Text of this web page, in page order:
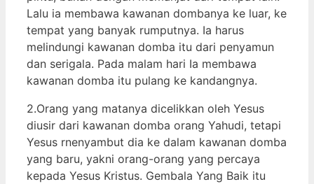
Lalu ia membawa kawanan dombanya ke luar, ke
tempat yang banyak rumputnya. Ia harus
melindungi kawanan domba itu dari penyamun
dan serigala. Pada malam hari Ia membawa
kawanan domba itu pulang ke kandangnya.
2.Orang yang matanya dicelikkan oleh Yesus
diusir dari kawanan domba orang Yahudi, tetapi
Yesus rnenyambut dia ke dalam kawanan domba
yang baru, yakni orang-orang yang percaya
kepada Yesus Kristus. Gembala Yang Baik itu